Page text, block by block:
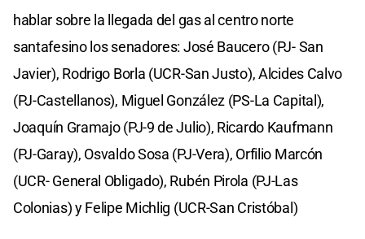
hablar sobre la llegada del gas al centro norte
santafesino los senadores: José Baucero (PJ- San
Javier), Rodrigo Borla (UCR-San Justo), Alcides Calvo
(PJ-Castellanos), Miguel González (PS-La Capital),
Joaquín Gramajo (PJ-9 de Julio), Ricardo Kaufmann
(PJ-Garay), Osvaldo Sosa (PJ-Vera), Orfilio Marcón
(UCR- General Obligado), Rubén Pirola (PJ-Las
Colonias) y Felipe Michlig (UCR-San Cristóbal)